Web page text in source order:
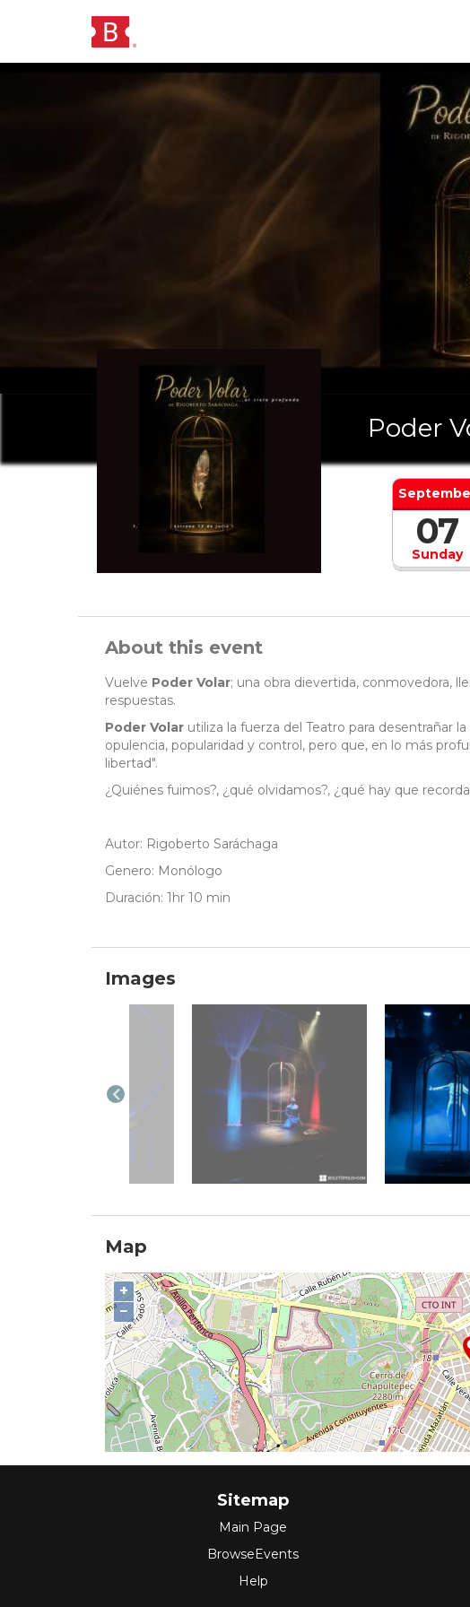
Poder
Sunday
07
About this event
Vuelve Poder Volar; una obra dievertida, conmovedora,
respuestas.
Poder Volar utiliza la fuerza del Teatro para desentrañar
opulencia, popularidad y control, pero que, en lo más
libertad".
¿Quiénes fuimos?, ¿qué olvidamos?, ¿qué hay que
Autor: Rigoberto Saráchaga
Genero: Monólogo
Duración: 1hr 10 min
Images
Map
+
−
Sitemap
Main Page
BrowseEvents
Help